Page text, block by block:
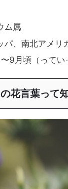
ム属
パ、南北アメリ
9月頃（ってい
花言葉って